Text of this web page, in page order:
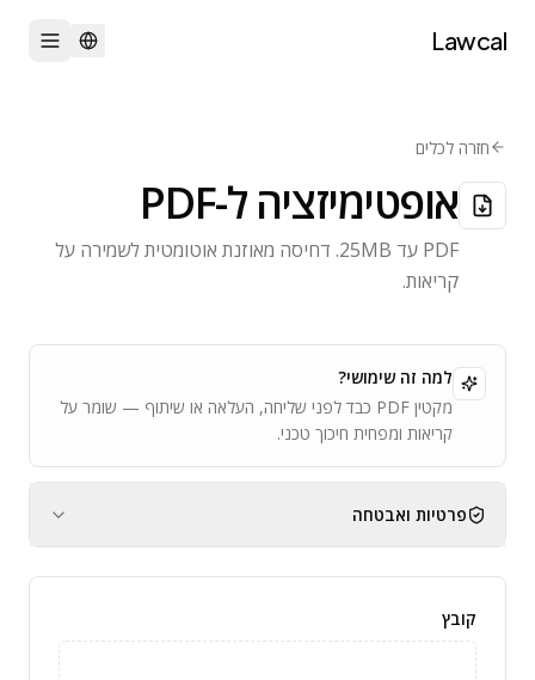
Lawcal
חזרה לכלים
אופטימיזציה ל-PDF
PDF עד 25MB. דחיסה מאוזנת אוטומטית לשמירה על
קריאות.
למה זה שימושי?
מקטין PDF כבד לפני שליחה, העלאה או שיתוף — שומר על
קריאות ומפחית חיכוך טכני.
פרטיות ואבטחה
קובץ